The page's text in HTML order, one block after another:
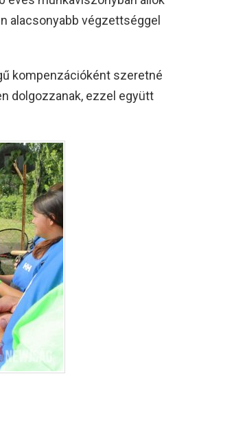
alacsonyabb végzettséggel
kompenzációként szeretné
dolgozzanak, ezzel együtt